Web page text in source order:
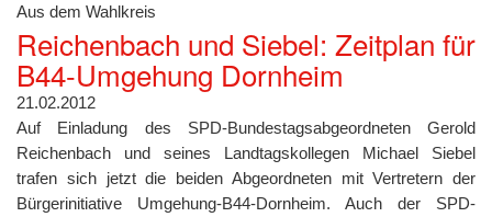
Aus dem Wahlkreis
Reichenbach und Siebel: Zeitplan für
B44-Umgehung Dornheim
21.02.2012
Auf Einladung des SPD-Bundestagsabgeordneten Gerold
Reichenbach und seines Landtagskollegen Michael Siebel
trafen sich jetzt die beiden Abgeordneten mit Vertretern der
Bürgerinitiative Umgehung-B44-Dornheim. Auch der SPD-